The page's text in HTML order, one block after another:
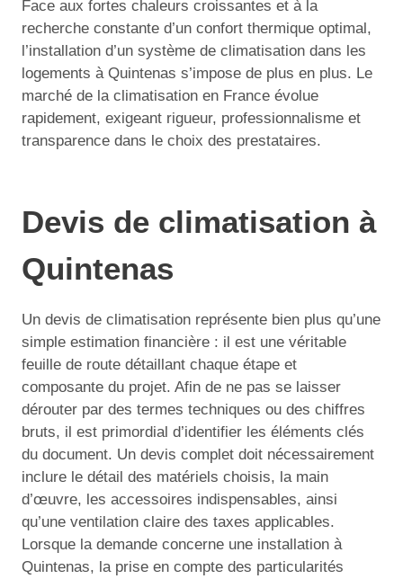
Face aux fortes chaleurs croissantes et à la
recherche constante d’un confort thermique optimal,
l’installation d’un système de climatisation dans les
logements à Quintenas s’impose de plus en plus. Le
marché de la climatisation en France évolue
rapidement, exigeant rigueur, professionnalisme et
transparence dans le choix des prestataires.
Devis de climatisation à
Quintenas
Un devis de climatisation représente bien plus qu’une
simple estimation financière : il est une véritable
feuille de route détaillant chaque étape et
composante du projet. Afin de ne pas se laisser
dérouter par des termes techniques ou des chiffres
bruts, il est primordial d’identifier les éléments clés
du document. Un devis complet doit nécessairement
inclure le détail des matériels choisis, la main
d’œuvre, les accessoires indispensables, ainsi
qu’une ventilation claire des taxes applicables.
Lorsque la demande concerne une installation à
Quintenas, la prise en compte des particularités